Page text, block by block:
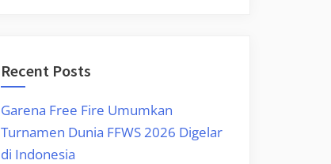
Recent Posts
Garena Free Fire Umumkan
Turnamen Dunia FFWS 2026 Digelar
di Indonesia